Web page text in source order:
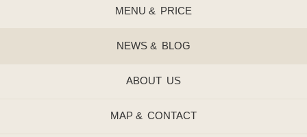
MENU & PRICE
NEWS & BLOG
ABOUT US
MAP & CONTACT